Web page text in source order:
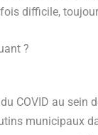
difficile,
?
COVID au sein
municipaux